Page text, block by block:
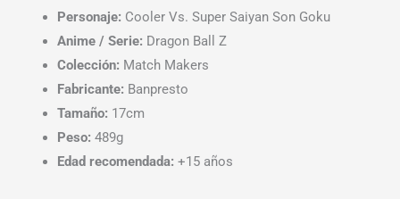
Personaje: Cooler Vs. Super Saiyan Son Goku
Anime / Serie: Dragon Ball Z
Colección: Match Makers
Fabricante: Banpresto
Tamaño: 17cm
Peso: 489g
Edad recomendada: +15 años